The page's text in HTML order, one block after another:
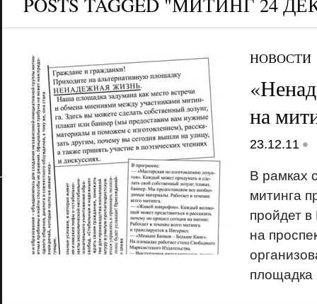
НОВОСТИ
на
23.12.11 •
В рамках
митинга
пройдет
на
площадка
18+